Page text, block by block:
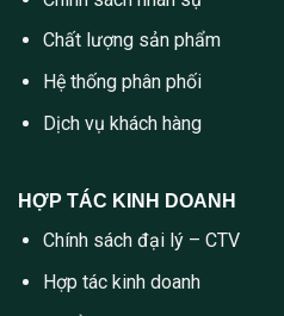
Chất lượng sản phẩm
Hệ thống phân phối
Dịch vụ khách hàng
HỢP TÁC KINH DOANH
Chính sách đại lý – CTV
Hợp tác kinh doanh